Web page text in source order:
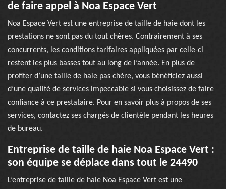
de faire appel à Noa Espace Vert
Noa Espace Vert est une entreprise de taille de haie dont les
prestations ne sont pas du tout chères. Contrairement à ses
concurrents, les conditions tarifaires appliquées par celle-ci
restent les plus basses tout au long de l’année. En plus de
profiter d’une taille de haie pas chère, vous bénéficiez aussi
d’une qualité de services impeccable si vous choisissez de faire
confiance à ce prestataire. Pour en savoir plus à propos de ses
services, contactez ses chargés de clientèle pendant les heures
de bureau.
Entreprise de taille de haie Noa Espace Vert :
son équipe se déplace dans tout le 24490
L’entreprise de taille de haie Noa Espace Vert est une